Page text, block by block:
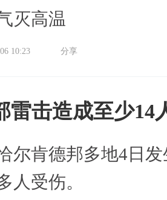
灭高温
10:23 分享
雷击造成至少14
尔肯德邦多地4日
人受伤。